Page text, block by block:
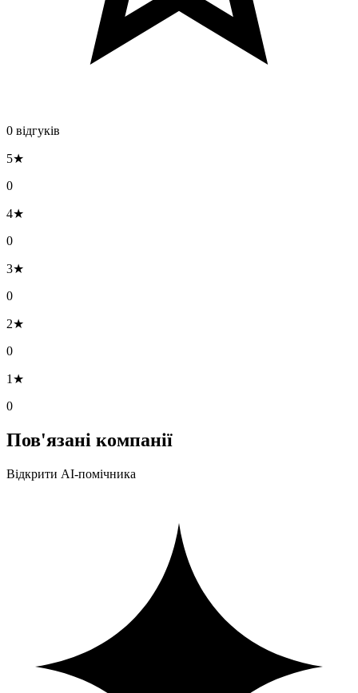
0 відгуків
5★
0
4★
0
3★
0
2★
0
1★
0
Пов'язані компанії
Відкрити AI-помічника